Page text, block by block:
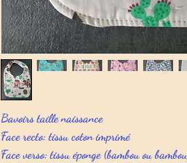
Bavoirs taille naissance
Face recto: tissu coton imprimé
Face verso: tissu éponge (bambou ou